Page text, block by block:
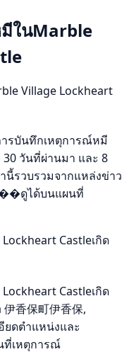
ในMarble
Village Lockheart
ารบันทึกเหตุการณ์หมี
วันที่ผ่านมา และ 8
นี้รวบรวมจากแหล่งข่าว
ดูได้บนแผนที่
Castleเกิด
Castleเกิด
香保町伊香保,
ยดตำแหน่งและ
ที่เหตุการณ์